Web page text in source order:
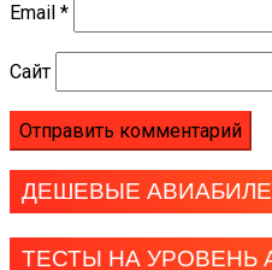
Email *
Сайт
ДЕШЕВЫЕ
ТЕСТЫ НА УРОВЕНЬ